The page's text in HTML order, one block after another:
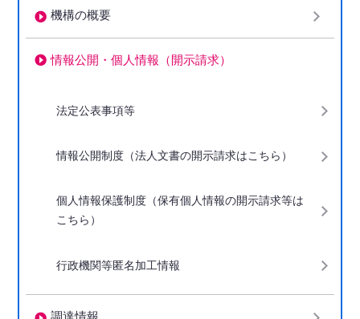
機構の概要
情報公開・個人情報（開示請求）
法定公表事項等
情報公開制度（法人文書の開示請求はこちら）
個人情報保護制度（保有個人情報の開示請求等は
こちら）
行政機関等匿名加工情報